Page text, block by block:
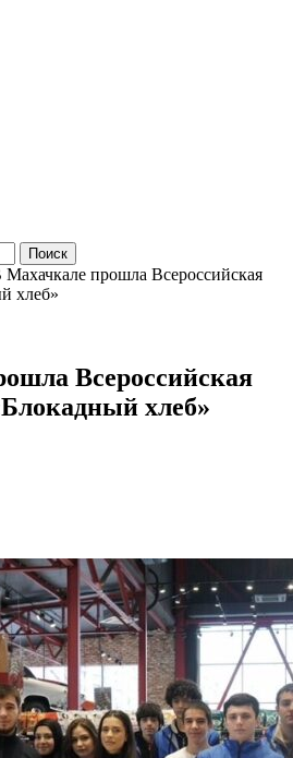
Махачкале прошла Всероссийская
хлеб»
Всероссийская
хлеб»